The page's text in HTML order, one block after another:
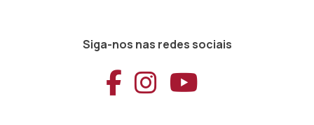
Siga-nos nas redes sociais
Aceder ao
Aceder ao
Aceder